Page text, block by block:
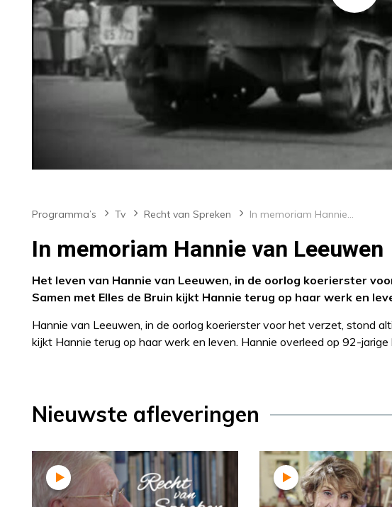
Programma’s Tv Recht van Spreken In memoriam Hannie van Leeuwen
In memoriam Hannie van Leeuwen
Het leven van Hannie van Leeuwen, in de oorlog koerierster
Samen met Elles de Bruin kijkt Hannie terug op haar werk en
Hannie van Leeuwen, in de oorlog koerierster voor het verzet, stond
kijkt Hannie terug op haar werk en leven. Hannie overleed op 92-
Nieuwste afleveringen